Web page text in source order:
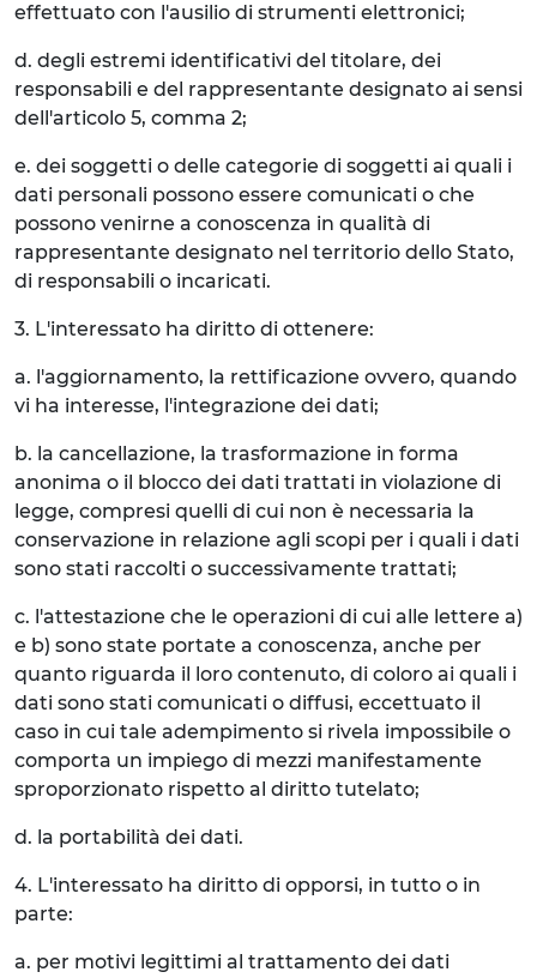
effettuato con l'ausilio di strumenti elettronici;
d. degli estremi identificativi del titolare, dei
responsabili e del rappresentante designato ai sensi
dell'articolo 5, comma 2;
e. dei soggetti o delle categorie di soggetti ai quali i
dati personali possono essere comunicati o che
possono venirne a conoscenza in qualità di
rappresentante designato nel territorio dello Stato,
di responsabili o incaricati.
3. L'interessato ha diritto di ottenere:
a. l'aggiornamento, la rettificazione ovvero, quando
vi ha interesse, l'integrazione dei dati;
b. la cancellazione, la trasformazione in forma
anonima o il blocco dei dati trattati in violazione di
legge, compresi quelli di cui non è necessaria la
conservazione in relazione agli scopi per i quali i dati
sono stati raccolti o successivamente trattati;
c. l'attestazione che le operazioni di cui alle lettere a)
e b) sono state portate a conoscenza, anche per
quanto riguarda il loro contenuto, di coloro ai quali i
dati sono stati comunicati o diffusi, eccettuato il
caso in cui tale adempimento si rivela impossibile o
comporta un impiego di mezzi manifestamente
sproporzionato rispetto al diritto tutelato;
d. la portabilità dei dati.
4. L'interessato ha diritto di opporsi, in tutto o in
parte:
a. per motivi legittimi al trattamento dei dati